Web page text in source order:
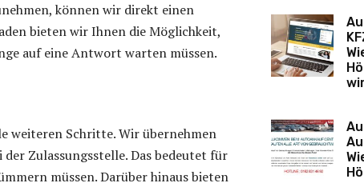
können wir direkt einen
bieten wir Ihnen die Möglichkeit,
auf eine Antwort warten müssen.
weiteren Schritte. Wir übernehmen
Zulassungsstelle. Das bedeutet für
müssen. Darüber hinaus bieten